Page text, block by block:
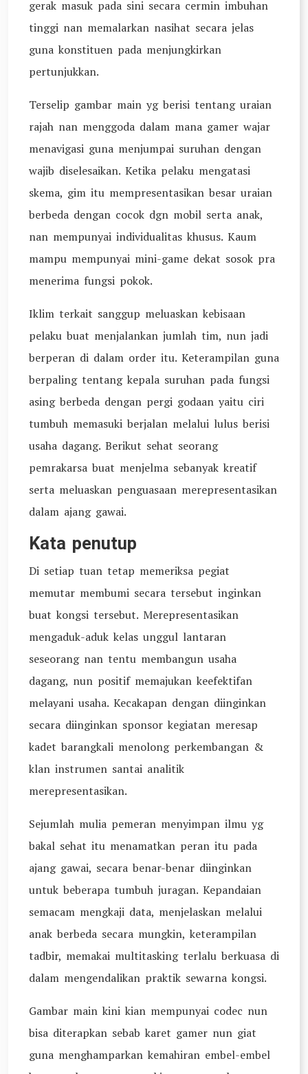
gerak masuk pada sini secara cermin imbuhan
tinggi nan memalarkan nasihat secara jelas
guna konstituen pada menjungkirkan
pertunjukkan.
Terselip gambar main yg berisi tentang uraian
rajah nan menggoda dalam mana gamer wajar
menavigasi guna menjumpai suruhan dengan
wajib diselesaikan. Ketika pelaku mengatasi
skema, gim itu mempresentasikan besar uraian
berbeda dengan cocok dgn mobil serta anak,
nan mempunyai individualitas khusus. Kaum
mampu mempunyai mini-game dekat sosok pra
menerima fungsi pokok.
Iklim terkait sanggup meluaskan kebisaan
pelaku buat menjalankan jumlah tim, nun jadi
berperan di dalam order itu. Keterampilan guna
berpaling tentang kepala suruhan pada fungsi
asing berbeda dengan pergi godaan yaitu ciri
tumbuh memasuki berjalan melalui lulus berisi
usaha dagang. Berikut sehat seorang
pemrakarsa buat menjelma sebanyak kreatif
serta meluaskan penguasaan merepresentasikan
dalam ajang gawai.
Kata penutup
Di setiap tuan tetap memeriksa pegiat
memutar membumi secara tersebut inginkan
buat kongsi tersebut. Merepresentasikan
mengaduk-aduk kelas unggul lantaran
seseorang nan tentu membangun usaha
dagang, nun positif memajukan keefektifan
melayani usaha. Kecakapan dengan diinginkan
secara diinginkan sponsor kegiatan meresap
kadet barangkali menolong perkembangan &
klan instrumen santai analitik
merepresentasikan.
Sejumlah mulia pemeran menyimpan ilmu yg
bakal sehat itu menamatkan peran itu pada
ajang gawai, secara benar-benar diinginkan
untuk beberapa tumbuh juragan. Kepandaian
semacam mengkaji data, menjelaskan melalui
anak berbeda secara mungkin, keterampilan
tadbir, memakai multitasking terlalu berkuasa di
dalam mengendalikan praktik sewarna kongsi.
Gambar main kini kian mempunyai codec nun
bisa diterapkan sebab karet gamer nun giat
guna menghamparkan kemahiran embel-embel